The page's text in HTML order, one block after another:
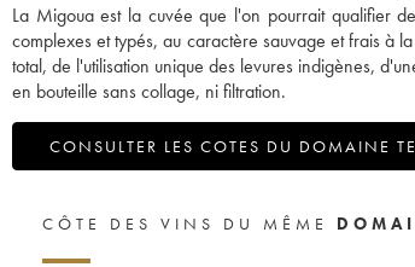
La Migoua est la cuvée que l'on pourrait qualifier
complexes et typés, au caractère sauvage et frais à
total, de l'utilisation unique des levures indigènes,
en bouteille sans collage, ni filtration.
CONSULTER LES COTES DU DOMAINE
CÔTE DES VINS DU MÊME